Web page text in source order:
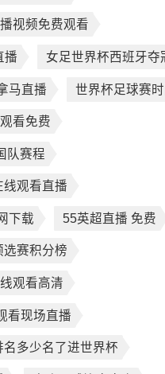
视频免费观看
播 女足世界杯西班牙夺
马直播 世界杯足球赛时
看免费
队赛程
线观看直播
下载 55英超直播 免费
选赛积分榜
观看高清
看现场直播
多少名了进世界杯